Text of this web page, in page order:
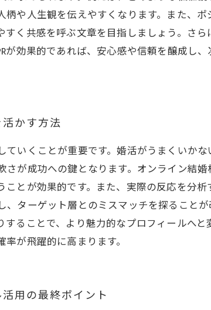
や人生観を伝えやすくなります。また、
く共感を呼ぶ文章を目指しましょう。さ
効果的であれば、安心感や信頼を醸成し
かす方法
いくことが重要です。婚活がうまくいか
が成功への鍵となります。オンライン結
とが効果的です。また、実際の反応を分
ターゲット層とのミスマッチを探ること
ることで、より魅力的なプロフィールへ
が飛躍的に高まります。
用の最終ポイント